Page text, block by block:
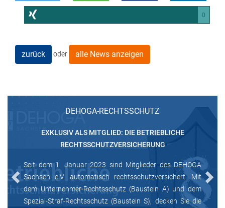
0
zurück oder alle News anzeigen
DEHOGA-RECHTSSCHUTZ
EXKLUSIV ALS MITGLIED: DIE BETRIEBLICHE
RECHTSSCHUTZVERSICHERUNG
Seit dem 1. Januar 2023 sind Mitglieder des DEHOGA
Sachsen e.V. automatisch rechtsschutzversichert. Mit
dem Unternehmer-Rechtsschutz (Baustein A) und dem
Spezial-Straf-Rechtsschutz (Baustein S), decken Sie die
Previous Next